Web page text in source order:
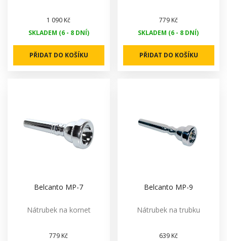
1 090 Kč
SKLADEM (6 - 8 DNÍ)
PŘIDAT DO KOŠÍKU
779 Kč
SKLADEM (6 - 8 DNÍ)
PŘIDAT DO KOŠÍKU
Belcanto MP-7
Nátrubek na kornet
779 Kč
Belcanto MP-9
Nátrubek na trubku
639 Kč